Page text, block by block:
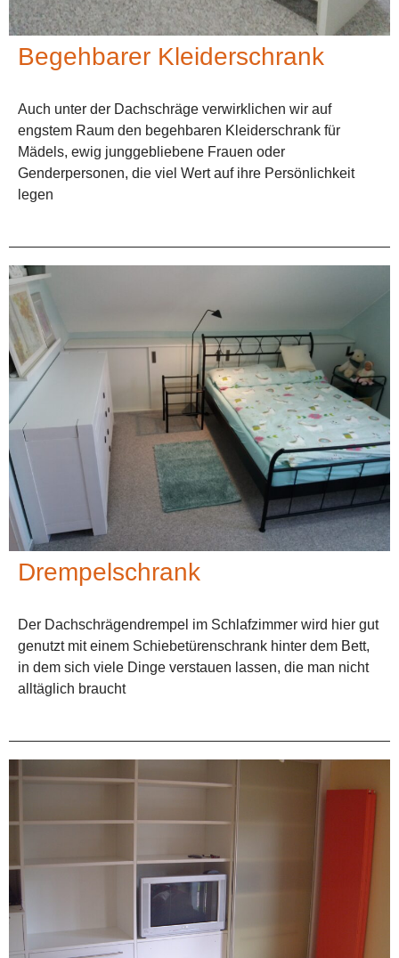
Begehbarer Kleiderschrank
Auch unter der Dachschräge verwirklichen wir auf
engstem Raum den begehbaren Kleiderschrank für
Mädels, ewig junggebliebene Frauen oder
Genderpersonen, die viel Wert auf ihre Persönlichkeit
legen
Drempelschrank
Der Dachschrägendrempel im Schlafzimmer wird hier gut
genutzt mit einem Schiebetürenschrank hinter dem Bett,
in dem sich viele Dinge verstauen lassen, die man nicht
alltäglich braucht